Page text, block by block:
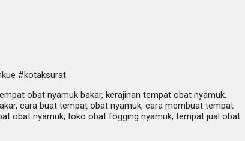
#kotaksurat
obat nyamuk bakar, kerajinan tempat obat nyamuk,
cara buat tempat obat nyamuk, cara membuat tempat
obat nyamuk, toko obat fogging nyamuk, tempat jual obat